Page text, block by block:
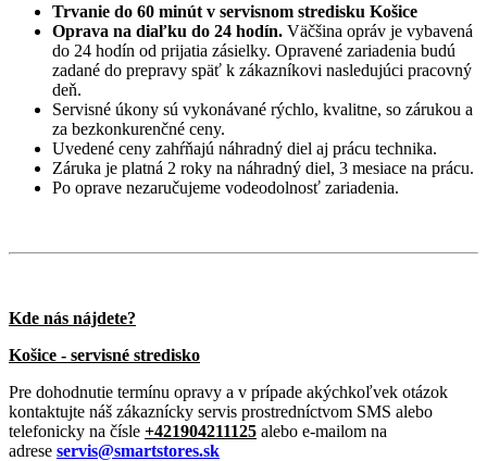
Trvanie do 60 minút v servisnom stredisku Košice
Oprava na diaľku do 24 hodín. Väčšina opráv je vybavená
do 24 hodín od prijatia zásielky. Opravené zariadenia budú
zadané do prepravy späť k zákazníkovi nasledujúci pracovný
deň.
Servisné úkony sú vykonávané rýchlo, kvalitne, so zárukou a
za bezkonkurenčné ceny.
Uvedené ceny zahŕňajú náhradný diel aj prácu technika.
Záruka je platná 2 roky na náhradný diel, 3 mesiace na prácu.
Po oprave nezaručujeme vodeodolnosť zariadenia.
Kde nás nájdete?
Košice - servisné stredisko
Pre dohodnutie termínu opravy a v prípade akýchkoľvek otázok
kontaktujte náš zákaznícky servis prostredníctvom SMS alebo
telefonicky na čísle +421904211125 alebo e-mailom na
adrese servis@smartstores.sk